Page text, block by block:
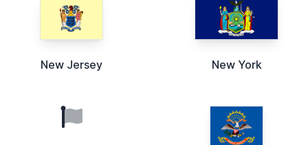
New Jersey New York